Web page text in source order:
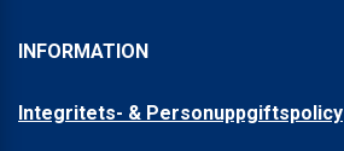
INFORMATION
Integritets- & Personuppgiftspolicy